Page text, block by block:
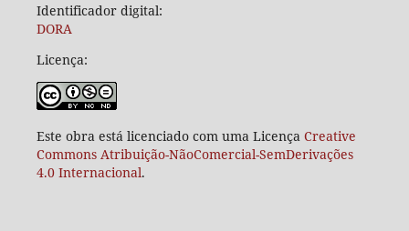
Identificador digital:
DORA
Licença:
Este obra está licenciado com uma Licença Creative
Commons Atribuição-NãoComercial-SemDerivações
4.0 Internacional.